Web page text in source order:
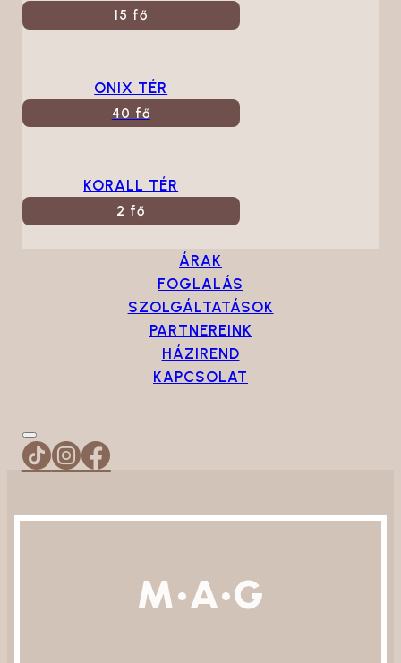
15 fő
ONIX TÉR
40 fő
KORALL TÉR
2 fő
ÁRAK
FOGLALÁS
SZOLGÁLTATÁSOK
PARTNEREINK
HÁZIREND
KAPCSOLAT
M•A•G